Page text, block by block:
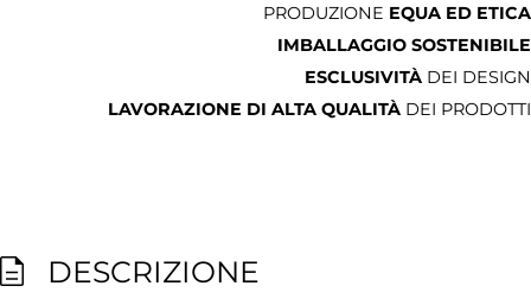
PRODUZIONE EQUA ED ETICA
IMBALLAGGIO SOSTENIBILE
ESCLUSIVITÀ DEI DESIGN
LAVORAZIONE DI ALTA QUALITÀ DEI PRODOTTI
DESCRIZIONE